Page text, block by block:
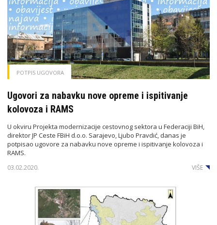
POTPIS UGOVORA
Ugovori za nabavku nove opreme i ispitivanje
kolovoza i RAMS
U okviru Projekta modernizacije cestovnog sektora u Federaciji BiH,
direktor JP Ceste FBiH d.o.o. Sarajevo, Ljubo Pravdić, danas je
potpisao ugovore za nabavku nove opreme i ispitivanje kolovoza i
RAMS.
03.02.2020. VIŠE